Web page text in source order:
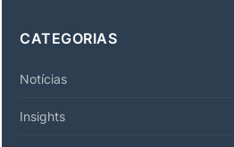
CATEGORIAS
Notícias
Insights